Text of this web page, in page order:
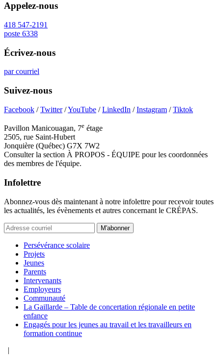
Appelez-nous
418 547-2191
poste 6338
Écrivez-nous
par courriel
Suivez-nous
Facebook /Twitter/YouTube /LinkedIn /Instagram /Tiktok
Pavillon Manicouagan, 7e étage
2505, rue Saint-Hubert
Jonquière (Québec) G7X 7W2
Consulter la section À PROPOS - ÉQUIPE pour les coordonnées
des membres de l'équipe.
Infolettre
Abonnez-vous dès maintenant à notre infolettre pour recevoir toutes
les actualités, les évènements et autres concernant le CRÉPAS.
M'abonner
Persévérance scolaire
Projets
Jeunes
Parents
Intervenants
Employeurs
Communauté
La Gaillarde – Table de concertation régionale en petite
enfance
Engagés pour les jeunes au travail et les travailleurs en
formation continue
|